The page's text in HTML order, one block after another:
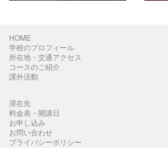
HOME
学校のプロフィール
所在地・交通アクセス
コースのご紹介
課外活動
滞在先
料金表・開講日
お申し込み
お問い合わせ
プライバシーポリシー